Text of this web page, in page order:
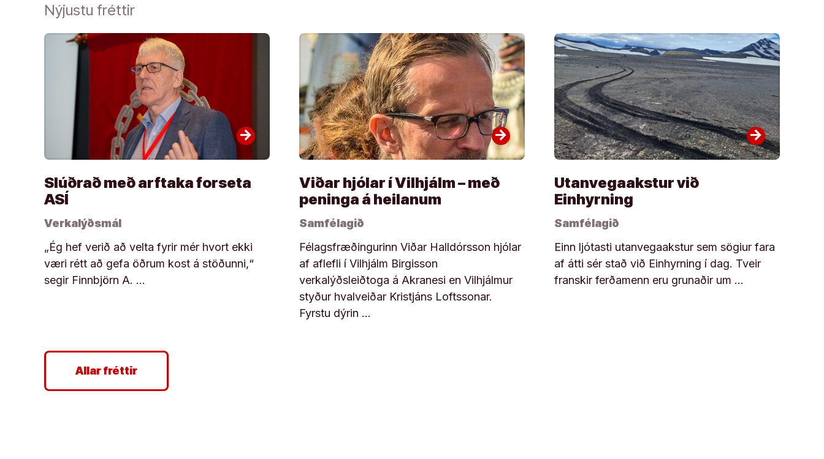
Nýjustu fréttir
arrow_forward
Slúðrað með arftaka forseta
ASÍ
Verkalýðsmál
„Ég hef verið að velta fyrir mér hvort ekki
væri rétt að gefa öðrum kost á stöðunni,“
segir Finnbjörn A. …
arrow_forward
Viðar hjólar í Vilhjálm – með
peninga á heilanum
Samfélagið
Félagsfræðingurinn Viðar Halldórsson hjólar
af aflefli í Vilhjálm Birgisson
verkalýðsleiðtoga á Akranesi en Vilhjálmur
styður hvalveiðar Kristjáns Loftssonar.
Fyrstu dýrin …
arrow_forward
Utanvegaakstur við
Einhyrning
Samfélagið
Einn ljótasti utanvegaakstur sem sögiur fara
af átti sér stað við Einhyrning í dag. Tveir
franskir ferðamenn eru grunaðir um …
Allar fréttir